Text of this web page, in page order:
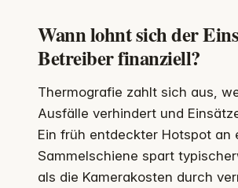
Wann lohnt sich der
Betreiber finanziell?
Thermografie zahlt sich aus,
Ausfälle verhindert und
Ein früh entdeckter Hotspot an
Sammelschiene spart
als die Kamerakosten durch